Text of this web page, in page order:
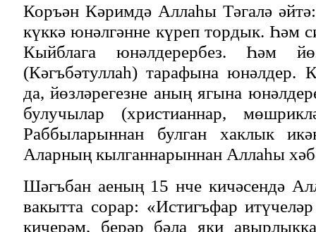
Коръән Кәримдә Аллаһы Тәгалә
күккә юнәлгәнне күреп тордык. Һәм
Кыйблага юнәлдерербез. Һәм
(Кәгъбәтуллаһ) тарафына юнәлдер.
да, йөзләрегезне аның ягына
булучылар (христианнар,
Раббыларыннан булган хаклык
Аларның кылганнарыннан Аллаһы
Шәгъбан аеның 15 нче кичәсендә
вакытта сорар: «Истигъфар
кичерәм, берәр бәла яки